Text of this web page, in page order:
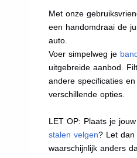
Met onze
een handomdraai de
auto.
Voer simpelweg je
uitgebreide aanbod.
andere specificaties
verschillende opties.
LET OP: Plaats je
stalen velgen? Let dan
waarschijnlijk anders